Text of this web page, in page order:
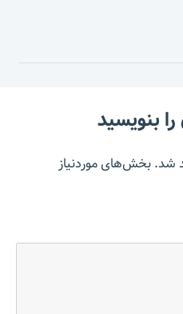
بنویسید
شد.بخش‌های موردنیاز